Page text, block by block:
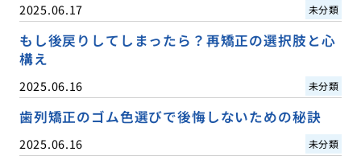
2025.06.17 未分類
もし後戻りしてしまったら？再矯正の選択肢と心
構え
2025.06.16 未分類
歯列矯正のゴム色選びで後悔しないための秘訣
2025.06.16 未分類